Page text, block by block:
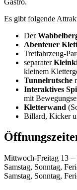
Es gibt folgende
Der
Abenteuer
Tretfahrzeug-
separater
kleinem
Tunnelrutsche
Interaktives
mit
Kletterwand
Billard, Kicker
Mittwoch-Freitag 13 –
Samstag, Sonntag,
Samstag, Sonntag,